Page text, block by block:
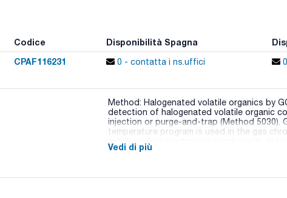
Codice Disponibilità Spagna
CPAF116231 0 - contatta i ns.uffici
Method: Halogenated volatile organics by
detection of halogenated volatile organic
injection or purge-and-trap (Method 5030).
temperature program is used in the gas
Composition:
Vedi di più